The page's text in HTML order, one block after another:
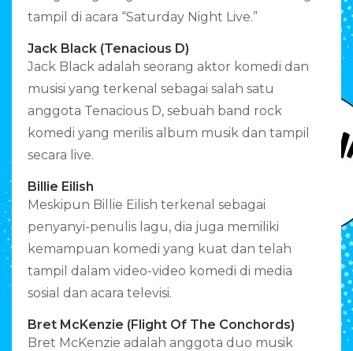
tampil di acara “Saturday Night Live.”
Jack Black (Tenacious D)
Jack Black adalah seorang aktor komedi dan
musisi yang terkenal sebagai salah satu
anggota Tenacious D, sebuah band rock
komedi yang merilis album musik dan tampil
secara live.
Billie Eilish
Meskipun Billie Eilish terkenal sebagai
penyanyi-penulis lagu, dia juga memiliki
kemampuan komedi yang kuat dan telah
tampil dalam video-video komedi di media
sosial dan acara televisi.
Bret McKenzie (Flight Of The Conchords)
Bret McKenzie adalah anggota duo musik